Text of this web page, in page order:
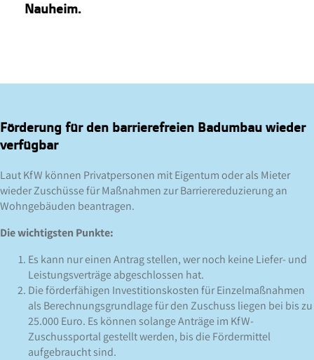
Nauheim.
Förderung für den barrierefreien Badumbau wieder
verfügbar
Laut KfW können Privatpersonen mit Eigentum oder als Mieter
wieder Zuschüsse für Maßnahmen zur Barrierereduzierung an
Wohngebäuden beantragen.
Die wichtigsten Punkte:
Es kann nur einen Antrag stellen, wer noch keine Liefer- und
Leistungsverträge abgeschlossen hat.
Die förderfähigen Investitionskosten für Einzelmaßnahmen
als Berechnungsgrundlage für den Zuschuss liegen bei bis zu
25.000 Euro. Es können solange Anträge im KfW-
Zuschussportal gestellt werden, bis die Fördermittel
aufgebraucht sind.